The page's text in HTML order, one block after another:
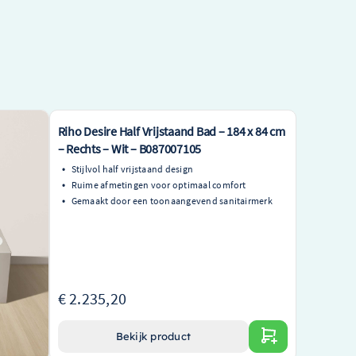
met
Riho Desire Half Vrijstaand Bad – 184 x 84 cm
– Rechts – Wit – B087007105
Stijlvol half vrijstaand design
Ruime afmetingen voor optimaal comfort
Gemaakt door een toonaangevend sanitairmerk
€ 2.235,20
Bekijk product